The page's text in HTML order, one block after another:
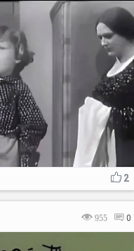
2
955 0